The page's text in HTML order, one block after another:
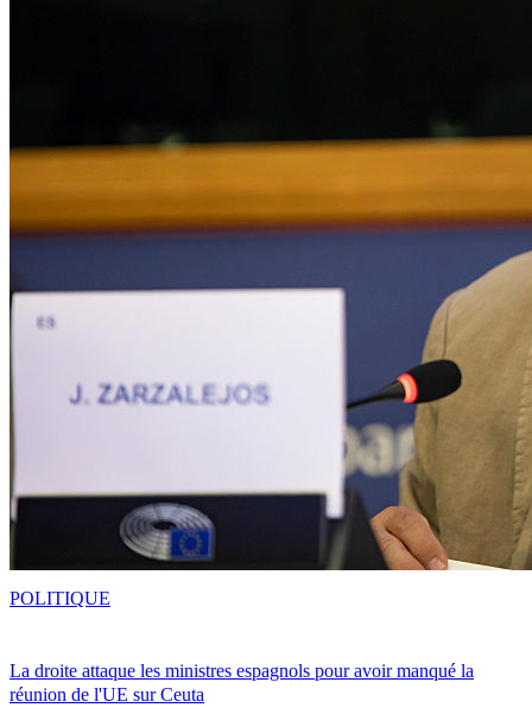
La droite attaque les ministres espagnols pour avoir manqué la
réunion de l'UE sur Ceuta
POLITIQUE